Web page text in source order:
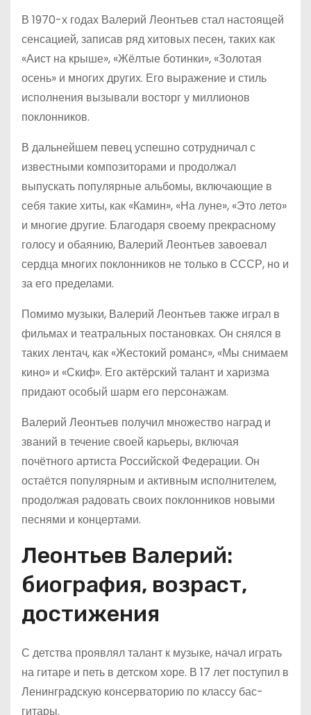
В 1970-х годах Валерий Леонтьев стал настоящей
сенсацией, записав ряд хитовых песен, таких как
«Аист на крыше», «Жёлтые ботинки», «Золотая
осень» и многих других. Его выражение и стиль
исполнения вызывали восторг у миллионов
поклонников.
В дальнейшем певец успешно сотрудничал с
известными композиторами и продолжал
выпускать популярные альбомы, включающие в
себя такие хиты, как «Камин», «На луне», «Это лето»
и многие другие. Благодаря своему прекрасному
голосу и обаянию, Валерий Леонтьев завоевал
сердца многих поклонников не только в СССР, но и
за его пределами.
Помимо музыки, Валерий Леонтьев также играл в
фильмах и театральных постановках. Он снялся в
таких лентач, как «Жестокий романс», «Мы снимаем
кино» и «Скиф». Его актёрский талант и харизма
придают особый шарм его персонажам.
Валерий Леонтьев получил множество наград и
званий в течение своей карьеры, включая
почётного артиста Российской Федерации. Он
остаётся популярным и активным исполнителем,
продолжая радовать своих поклонников новыми
песнями и концертами.
Леонтьев Валерий:
биография, возраст,
достижения
С детства проявлял талант к музыке, начал играть
на гитаре и петь в детском хоре. В 17 лет поступил в
Ленинградскую консерваторию по классу бас-
гитары.